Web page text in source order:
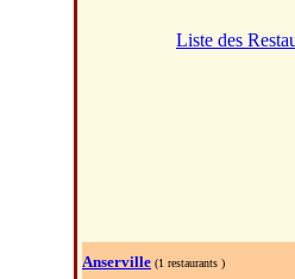
Liste des
Anserville (1 restaurants )